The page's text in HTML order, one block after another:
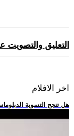
التعليق
اخر الافلام
.. هل تنجح التسوية